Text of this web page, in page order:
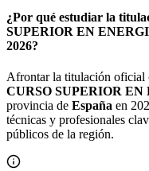
¿Por qué estudiar la
SUPERIOR EN
2026?
Afrontar la titulación oficial
CURSO SUPERIOR
provincia de España en
técnicas y profesionales
públicos de la región.